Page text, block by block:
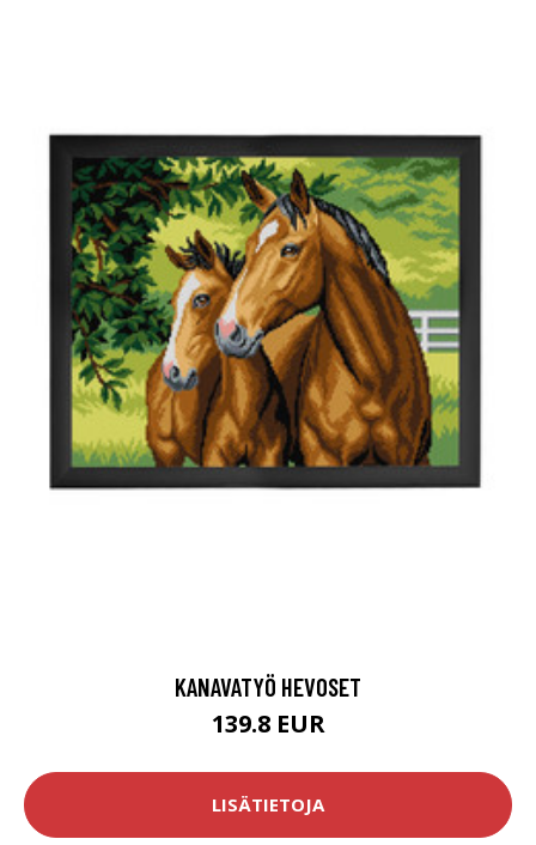
KANAVATYÖ HEVOSET
139.8 EUR
LISÄTIETOJA